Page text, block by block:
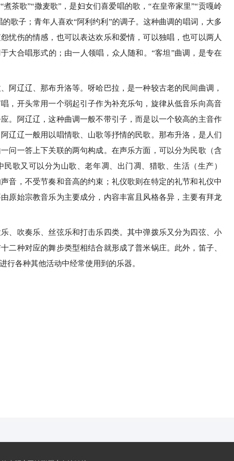
歌”“撒麦歌”，是妇女们喜爱唱的歌，“在皇帝家里”“贡嘎岭
歌子；青年人喜欢“阿利约利”的调子。这种曲调的唱词，大多
忧伤的情感，也可以表达欢乐和爱情，可以独唱，也可以两人
大合唱形式的；由一人领唱，众人随和。“客坦”曲调，是专在
辽辽、那布升洛等。呀哈巴拉，是一种较古老的民间曲调，
，开头常用一个弱起引子作为补充乐句，旋律从低音乐向高音
。阿辽辽，这种曲调一般不带引子，而是以一个较高的主音作
辽辽一般用以唱情歌、山歌等抒情的民歌。那布升洛，是人们
问一答上下关联的两句构成。在声乐方面，可以分为民歌（含
歌又可以分为山歌、老年凋、出门凋、猎歌、生活（生产）
音，不受节奏和音高的约束；礼仪歌则在特定的礼节和礼仪中
原始宗教音乐为主要成分，内容丰富且风格各异，主要有拜龙
吹奏乐、丝弦乐和打击乐四类。其中弹拨乐又分为四弦、小
二种对应的舞步类型相结合就形成了普米锅庄。此外，笛子、
行各种其他活动中经常使用到的乐器。